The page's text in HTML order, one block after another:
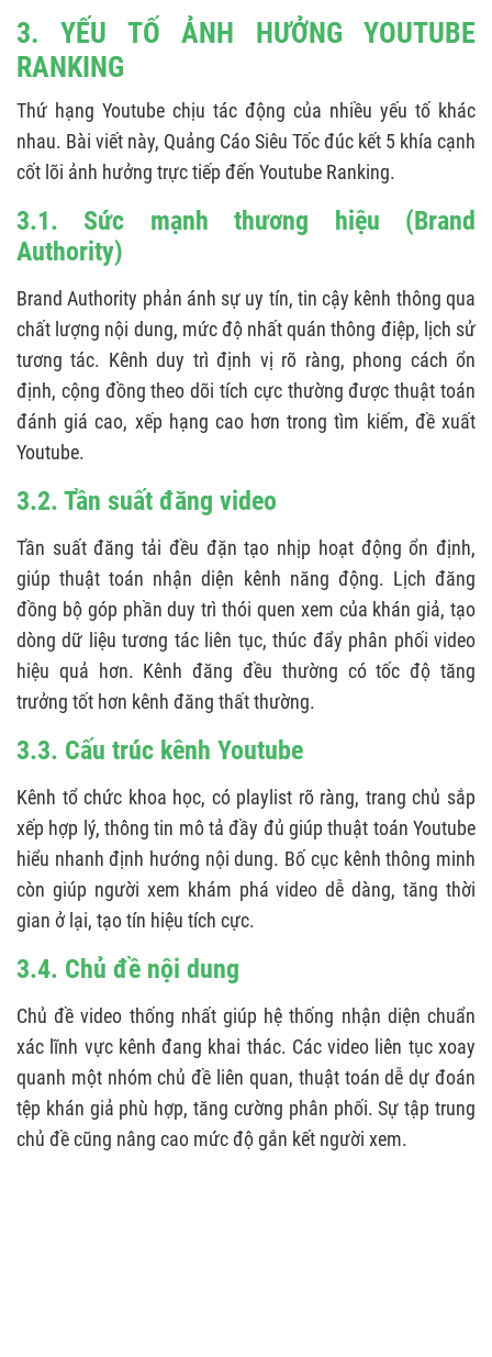
3. YẾU TỐ ẢNH HƯỞNG YOUTUBE
RANKING
Thứ hạng Youtube chịu tác động của nhiều yếu tố khác
nhau. Bài viết này, Quảng Cáo Siêu Tốc đúc kết 5 khía cạnh
cốt lõi ảnh hưởng trực tiếp đến Youtube Ranking.
3.1. Sức mạnh thương hiệu (Brand
Authority)
Brand Authority phản ánh sự uy tín, tin cậy kênh thông qua
chất lượng nội dung, mức độ nhất quán thông điệp, lịch sử
tương tác. Kênh duy trì định vị rõ ràng, phong cách ổn
định, cộng đồng theo dõi tích cực thường được thuật toán
đánh giá cao, xếp hạng cao hơn trong tìm kiếm, đề xuất
Youtube.
3.2. Tần suất đăng video
Tần suất đăng tải đều đặn tạo nhịp hoạt động ổn định,
giúp thuật toán nhận diện kênh năng động. Lịch đăng
đồng bộ góp phần duy trì thói quen xem của khán giả, tạo
dòng dữ liệu tương tác liên tục, thúc đẩy phân phối video
hiệu quả hơn. Kênh đăng đều thường có tốc độ tăng
trưởng tốt hơn kênh đăng thất thường.
3.3. Cấu trúc kênh Youtube
Kênh tổ chức khoa học, có playlist rõ ràng, trang chủ sắp
xếp hợp lý, thông tin mô tả đầy đủ giúp thuật toán Youtube
hiểu nhanh định hướng nội dung. Bố cục kênh thông minh
còn giúp người xem khám phá video dễ dàng, tăng thời
gian ở lại, tạo tín hiệu tích cực.
3.4. Chủ đề nội dung
Chủ đề video thống nhất giúp hệ thống nhận diện chuẩn
xác lĩnh vực kênh đang khai thác. Các video liên tục xoay
quanh một nhóm chủ đề liên quan, thuật toán dễ dự đoán
tệp khán giả phù hợp, tăng cường phân phối. Sự tập trung
chủ đề cũng nâng cao mức độ gắn kết người xem.